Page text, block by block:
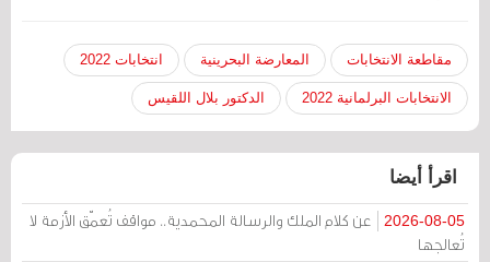
مقاطعة الانتخابات المعارضة البحرينية انتخابات 2022
الانتخابات البرلمانية 2022 الدكتور بلال اللقيس
اقرأ أيضا
2026-08-05
عن كلام الملك والرسالة المحمدية.. مواقف تُعمّق الأزمة لا
تُعالجها